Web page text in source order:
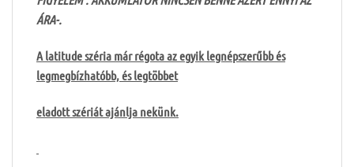
ÁRA-.
A latitude széria már régota az egyik legnépszerűbb és
legmegbízhatóbb, és legtöbbet
eladott szériát ajánlja nekünk.